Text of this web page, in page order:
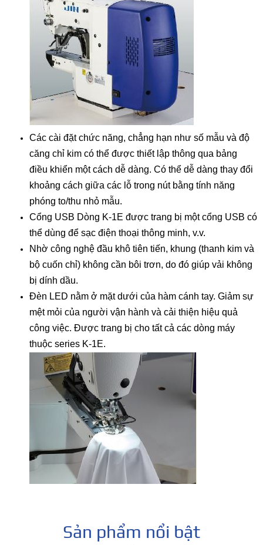
Các cài đặt chức năng, chẳng hạn như số mẫu và độ
căng chỉ kim có thể được thiết lập thông qua bảng
điều khiển một cách dễ dàng. Có thể dễ dàng thay đổi
khoảng cách giữa các lỗ trong nút bằng tính năng
phóng to/thu nhỏ mẫu.
Cổng USB Dòng K-1E được trang bị một cổng USB có
thể dùng để sạc điện thoại thông minh, v.v.
Nhờ công nghệ đầu khô tiên tiến, khung (thanh kim và
bộ cuốn chỉ) không cần bôi trơn, do đó giúp vải không
bị dính dầu.
Đèn LED nằm ở mặt dưới của hàm cánh tay. Giảm sự
mệt mỏi của người vận hành và cải thiện hiệu quả
công việc. Được trang bị cho tất cả các dòng máy
thuộc series K-1E.
Sản phẩm nổi bật